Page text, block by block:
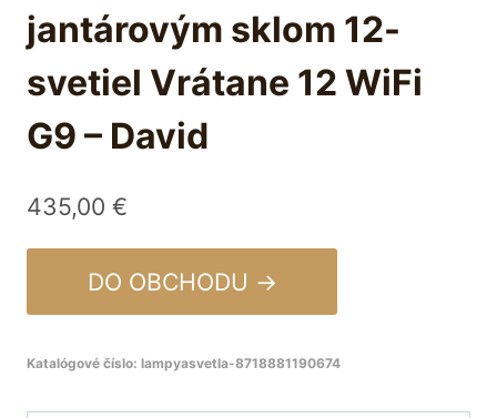
jantárovým sklom 12-
svetiel Vrátane 12 WiFi
G9 – David
435,00 €
DO OBCHODU →
Katalógové číslo: lampyasvetla-8718881190674